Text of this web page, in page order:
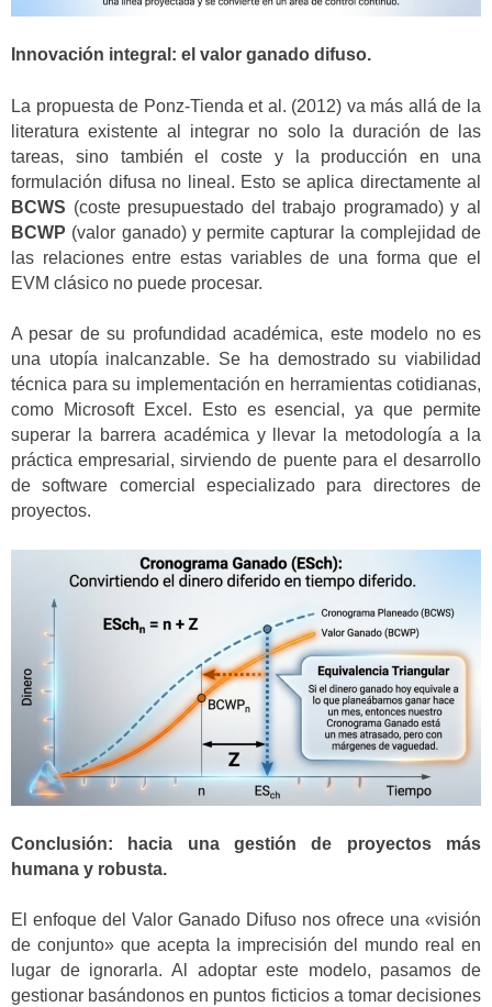
Innovación integral: el valor ganado difuso.
La propuesta de Ponz-Tienda et al. (2012) va más allá de la
literatura existente al integrar no solo la duración de las
tareas, sino también el coste y la producción en una
formulación difusa no lineal. Esto se aplica directamente al
BCWS (coste presupuestado del trabajo programado) y al
BCWP (valor ganado) y permite capturar la complejidad de
las relaciones entre estas variables de una forma que el
EVM clásico no puede procesar.
A pesar de su profundidad académica, este modelo no es
una utopía inalcanzable. Se ha demostrado su viabilidad
técnica para su implementación en herramientas cotidianas,
como Microsoft Excel. Esto es esencial, ya que permite
superar la barrera académica y llevar la metodología a la
práctica empresarial, sirviendo de puente para el desarrollo
de software comercial especializado para directores de
proyectos.
Conclusión: hacia una gestión de proyectos más
humana y robusta.
El enfoque del Valor Ganado Difuso nos ofrece una «visión
de conjunto» que acepta la imprecisión del mundo real en
lugar de ignorarla. Al adoptar este modelo, pasamos de
gestionar basándonos en puntos ficticios a tomar decisiones